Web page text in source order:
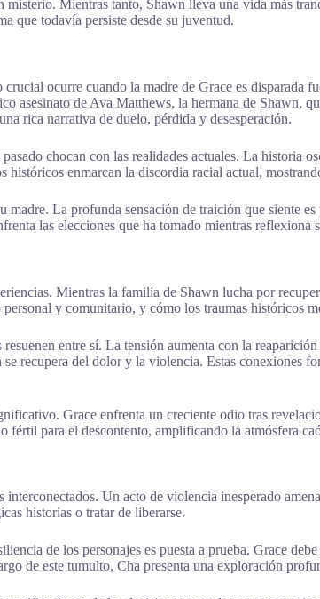
misterio. Mientras tanto, Shawn lleva una vida más
que todavía persiste desde su juventud.
ocurre cuando la madre de Grace es disparada
asesinato de Ava Matthews, la hermana de Shawn,
rica narrativa de duelo, pérdida y desesperación.
chocan con las realidades actuales. La historia
enmarcan la discordia racial actual,
madre. La profunda sensación de traición que siente
las elecciones que ha tomado mientras reflexiona
Mientras la familia de Shawn lucha por
y comunitario, y cómo los traumas históricos
entre sí. La tensión aumenta con la
recupera del dolor y la violencia. Estas conexiones
Grace enfrenta un creciente odio tras
para el descontento, amplificando la atmósfera
Un acto de violencia inesperado
historias o tratar de liberarse.
de los personajes es puesta a prueba. Grace
de este tumulto, Cha presenta una exploración